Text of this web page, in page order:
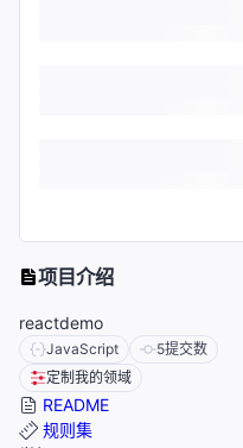
项目介绍
reactdemo
JavaScript 5提交数
定制我的领域
README
规则集